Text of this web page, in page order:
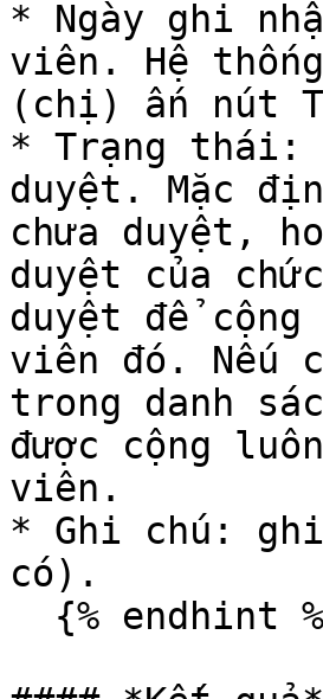
* Ngày ghi
viên. Hệ
(chị) ấn nút
* Trạng thái:
duyệt. Mặc
chưa duyệt,
duyệt của
duyệt để
viên đó. Nếu
trong danh
được cộng
viên.
* Ghi chú:
có).